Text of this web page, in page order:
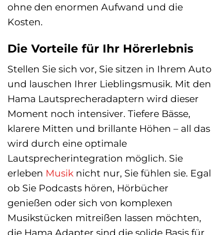
ohne den enormen Aufwand und die
Kosten.
Die Vorteile für Ihr Hörerlebnis
Stellen Sie sich vor, Sie sitzen in Ihrem Auto
und lauschen Ihrer Lieblingsmusik. Mit den
Hama Lautsprecheradaptern wird dieser
Moment noch intensiver. Tiefere Bässe,
klarere Mitten und brillante Höhen – all das
wird durch eine optimale
Lautsprecherintegration möglich. Sie
erleben Musik nicht nur, Sie fühlen sie. Egal
ob Sie Podcasts hören, Hörbücher
genießen oder sich von komplexen
Musikstücken mitreißen lassen möchten,
die Hama Adapter sind die solide Basis für